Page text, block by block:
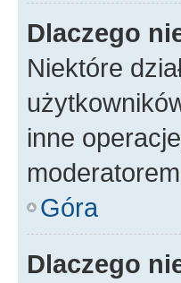
Dlaczego
Niektóre
inne
Góra
Dlaczego